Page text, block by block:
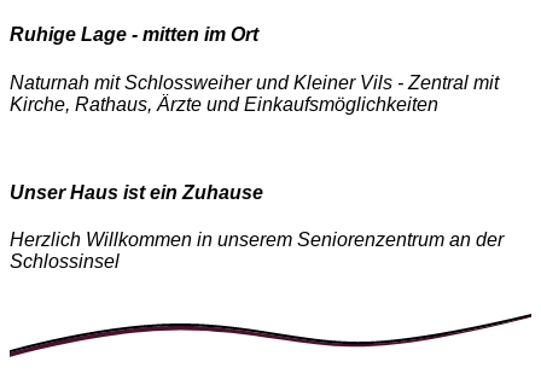
Ruhige Lage - mitten im Ort
Naturnah mit Schlossweiher und Kleiner Vils - Zentral mit
Kirche, Rathaus, Ärzte und Einkaufsmöglichkeiten
Unser Haus ist ein Zuhause
Herzlich Willkommen in unserem Seniorenzentrum an der
Schlossinsel